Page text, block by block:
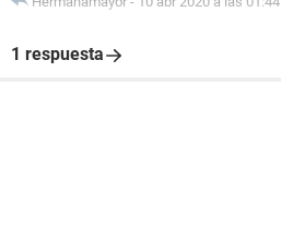
1 respuesta